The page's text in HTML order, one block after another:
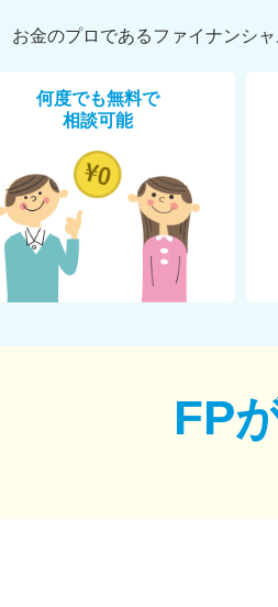
お金のプロであるファイナンシ
何度でも無料で
相談可能
FP